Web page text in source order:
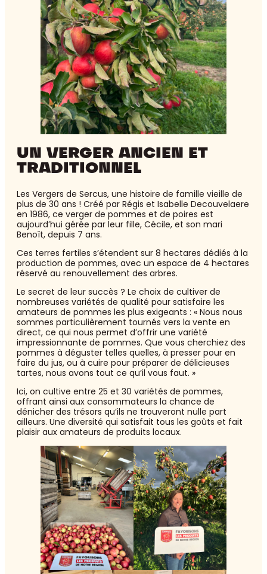
UN VERGER ANCIEN ET
TRADITIONNEL
Les Vergers de Sercus, une histoire de famille vieille de
plus de 30 ans ! Créé par Régis et Isabelle Decouvelaere
en 1986, ce verger de pommes et de poires est
aujourd’hui gérée par leur fille, Cécile, et son mari
Benoît, depuis 7 ans.
Ces terres fertiles s’étendent sur 8 hectares dédiés à la
production de pommes, avec un espace de 4 hectares
réservé au renouvellement des arbres.
Le secret de leur succès ? Le choix de cultiver de
nombreuses variétés de qualité pour satisfaire les
amateurs de pommes les plus exigeants : « Nous nous
sommes particulièrement tournés vers la vente en
direct, ce qui nous permet d’offrir une variété
impressionnante de pommes. Que vous cherchiez des
pommes à déguster telles quelles, à presser pour en
faire du jus, ou à cuire pour préparer de délicieuses
tartes, nous avons tout ce qu’il vous faut. »
Ici, on cultive entre 25 et 30 variétés de pommes,
offrant ainsi aux consommateurs la chance de
dénicher des trésors qu’ils ne trouveront nulle part
ailleurs. Une diversité qui satisfait tous les goûts et fait
plaisir aux amateurs de produits locaux.